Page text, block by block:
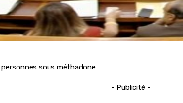
sous méthadone
- Publicité -